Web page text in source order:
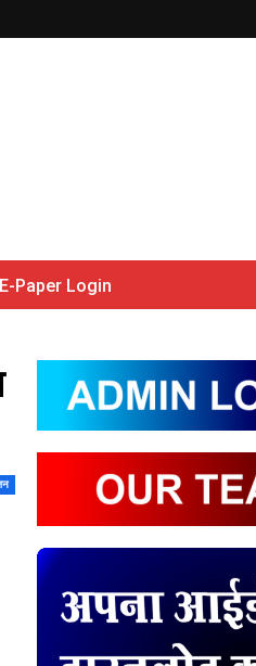
E-Paper Login